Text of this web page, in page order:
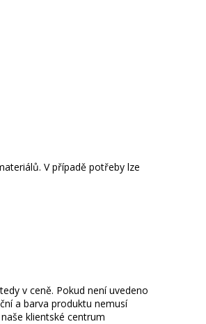
V případě potřeby lze
v ceně. Pokud není uvedeno
a barva produktu nemusí
klientské centrum